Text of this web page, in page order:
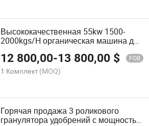
Высококачественная 55kw 1500-
2000kgs/H органическая машина для
производства гранул удобрений
12 800,00-13 800,00 $ FOB
1 Комплект (MOQ)
Горячая продажа 3 роликового
гранулятора удобрений с мощностью